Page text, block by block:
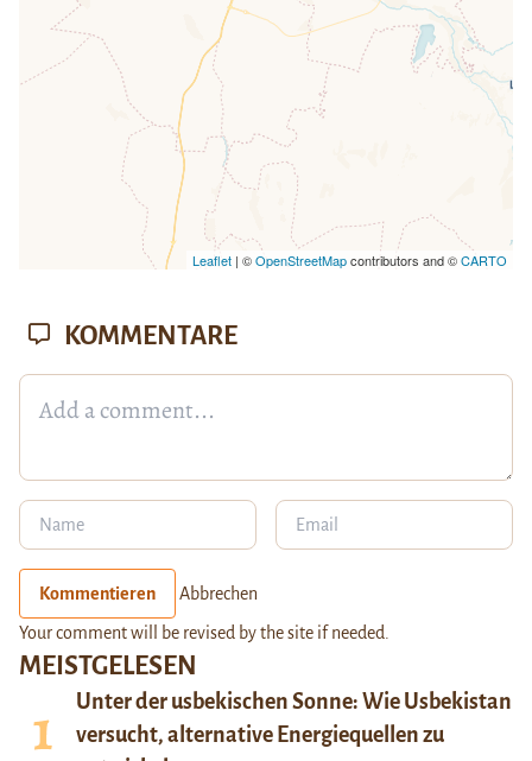
Leaflet| ©OpenStreetMapcontributors and ©CARTO
MEISTGELESEN
Unter der usbekischen Sonne: Wie Usbekistan
versucht, alternative Energiequellen zu
KOMMENTARE
Kommentieren Abbrechen
Your comment will be revised by the site if needed.